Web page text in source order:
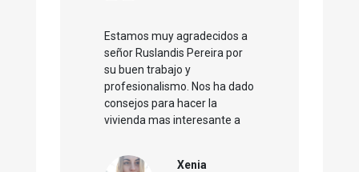
Estamos muy agradecidos a
señor Ruslandis Pereira por
su buen trabajo y
profesionalismo. Nos ha dado
consejos para hacer la
vivienda mas interesante a
visitas que hizo eran
Xenia